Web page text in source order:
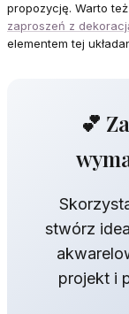
propozycję. Warto
zaproszeń z
elementem tej
💕
stwórz
projekt i